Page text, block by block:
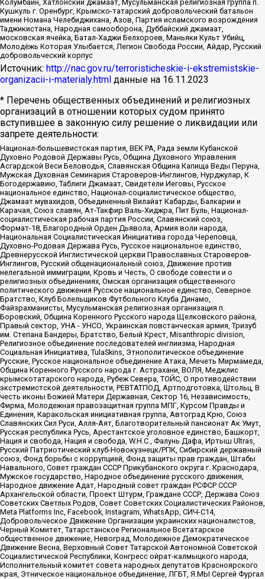
Колумбайн, Хатлонский джамаат, Мусульманская религиозная группа п.
Кушкуль г. Оренбург, Крымско-татарский добровольческий батальон
имени Номана Челебиджихана, Азов, Партия исламского возрождения
Таджикистана, Народная самооборона, Дуббайский джамаат,
московская ячейка, Батал-Хаджи Белхороев, Маньяки Культ Убийц,
Молодёжь Которая Улыбается, Легион Свобода России, Айдар, Русский
добровольческий корпус
Источник: http://nac.gov.ru/terroristicheskie-i-ekstremistskie-
organizacii-i-materialy.html данные на 16.11.2023
* Перечень общественных объединений и религиозных
организаций в отношении которых судом принято
вступившее в законную силу решение о ликвидации или
запрете деятельности:
Национал-большевистская партия, ВЕК РА, Рада земли Кубанской
Духовно Родовой Державы Русь, Община Духовного Управления
Асгардской Веси Беловодья, Славянская Община Капища Веды Перуна,
Мужская Духовная Семинария Староверов-Инглингов, Нурджулар, К
Богодержавию, Таблиги Джамаат, Свидетели Иеговы, Русское
национальное единство, Национал-социалистическое общество,
Джамаат мувахидов, Объединенный Вилайат Кабарды, Балкарии и
Карачая, Союз славян, Ат-Такфир Валь-Хиджра, Пит Буль, Национал-
социалистическая рабочая партия России, Славянский союз,
Формат-18, Благородный Орден Дьявола, Армия воли народа,
Национальная Социалистическая Инициатива города Череповца,
Духовно-Родовая Держава Русь, Русское национальное единство,
Древнерусской Инглистической церкви Православных Староверов-
Инглингов, Русский общенациональный союз, Движение против
нелегальной иммиграции, Кровь и Честь, О свободе совести и о
религиозных объединениях, Омская организация общественного
политического движения Русское национальное единство, Северное
Братство, Клуб Болельщиков Футбольного Клуба Динамо,
Файзрахманисты, Мусульманская религиозная организация п.
Боровский, Община Коренного Русского народа Щелковского района,
Правый сектор, УНА - УНСО, Украинская повстанческая армия, Тризуб
им. Степана Бандеры, Братство, Белый Крест, Misanthropic division,
Религиозное объединение последователей инглиизма, Народная
Социальная Инициатива, TulaSkins, Этнополитическое объединение
Русские, Русское национальное объединение Атака, Мечеть Мирмамеда,
Община Коренного Русского народа г. Астрахани, ВОЛЯ, Меджлис
крымскотатарского народа, Рубеж Севера, ТОЙС, О противодействии
экстремистской деятельности, РЕВТАТПОД, Артподготовка, Штольц, В
честь иконы Божией Матери Державная, Сектор 16, Независимость,
Фирма, Молодежная правозащитная группа МПГ, Курсом Правды и
Единения, Каракольская инициативная группа, Автоград Крю, Союз
Славянских Сил Руси, Алля-Аят, Благотворительный пансионат Ак Умут,
Русская республика Русь, Арестантское уголовное единство, Башкорт,
Нация и свобода, Нация и свобода, W.H.С., Фалунь Дафа, Иртыш Ultras,
Русский Патриотический клуб-Новокузнецк/РПК, Сибирский державный
союз, Фонд борьбы с коррупцией, Фонд защиты прав граждан, Штабы
Навального, Совет граждан СССР Прикубанского округа г. Краснодара,
Мужское государство, Народное объединение русского движения,
Народное движение Адат, Народный совет граждан РСФСР СССР
Архангельской области, Проект Штурм, Граждане СССР, Держава Союз
Советских Светлых Родов, Совет Советских Социалистических Районов,
Meta Platforms Inc, Facebook, Instagram, WhatsApp, СИЧ-С14,
Добровольческое Движение Организации украинских националистов,
Черный Комитет, Татарстанское Региональное Всетатарское
общественное движение, Невоград, Молодежное Демократическое
Движение Весна, Верховный Совет Татарской Автономной Советской
Социалистической Республики, Конгресс ойрат-калмыцкого народа,
Исполнительный комитет совета народных депутатов Красноярского
края, Этническое национальное объединение, ЛГБТ, Я.МЫ Сергей Фургал